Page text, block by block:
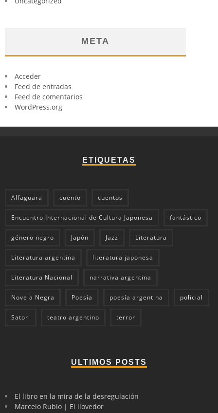
META
Acceder
Feed de entradas
Feed de comentarios
WordPress.org
ETIQUETAS
Alfaguara cuento cuentos
Encuentro Internacional de Cultura Japonesa fantástico
género negro Japón Jazz Literatura
Literatura argentina literatura japonesa
Literatura Nacional narrativa argentina
Novela Negra Poesía poesía argentina policial
Satori teatro argentino terror
ULTIMOS POSTS
El libro en la mira de la desregulación
Marcelo Rubio | El llovedor